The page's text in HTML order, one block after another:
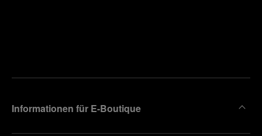
Informationen für E-Boutique